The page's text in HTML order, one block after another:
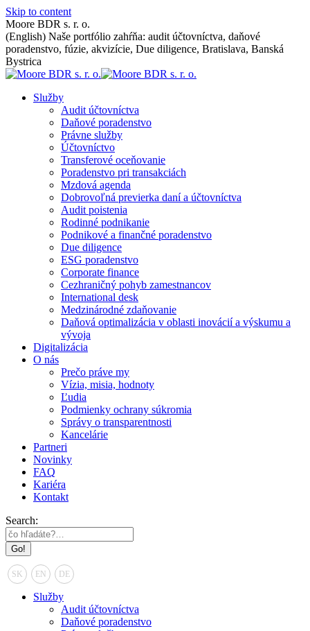
Skip to content
Moore BDR s. r. o.
(English) Naše portfólio zahŕňa: audit účtovníctva, daňové
poradenstvo, fúzie, akvizície, Due diligence, Bratislava, Banská
Bystrica
Služby
Audit účtovníctva
Daňové poradenstvo
Právne služby
Účtovníctvo
Transferové oceňovanie
Poradenstvo pri transakciách
Mzdová agenda
Dobrovoľná previerka daní a účtovníctva
Audit poistenia
Rodinné podnikanie
Podnikové a finančné poradenstvo
Due diligence
ESG poradenstvo
Corporate finance
Cezhraničný pohyb zamestnancov
International desk
Medzinárodné zdaňovanie
Daňová optimalizácia v oblasti inovácií a výskumu a
vývoja
Digitalizácia
O nás
Prečo práve my
Vízia, misia, hodnoty
Ľudia
Podmienky ochrany súkromia
Správy o transparentnosti
Kancelárie
Partneri
Novinky
FAQ
Kariéra
Kontakt
Search:
SK EN DE
Služby
Audit účtovníctva
Daňové poradenstvo